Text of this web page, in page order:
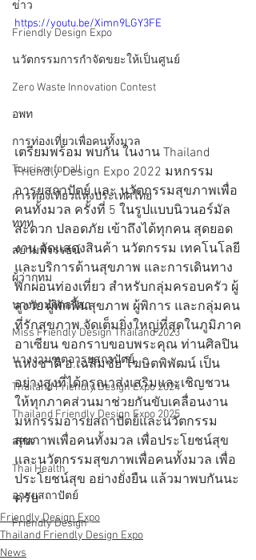
ข่าว
Friendly Design Expo
นวัตกรรมการกำจัดขยะให้เป็นศูนย์
Zero Waste Innovation Contest
อพท
การท่องเที่ยวเพื่อคนทั้งมวล
Tourism for all
การท่องเที่ยวแห่งประเทศไทย
ททท.
สยามพิวรรธน์
ผู้ว่ากทม
นางงามจิตอาสา
Miss Friendly Design Thailand 2023
นางงามฑูตอารยสถาปัตย์
Thailand Friendly Design Expo 2024
Thailand Friendly Design Expo 2025
สสส
Thai Health
อารยสถาปัตย์
Friendly Design
https://youtu.be/Ximn9LGY3FE
เตรียมพร้อม พบกัน ในงาน Thailand
Friendly Design Expo 2022 มหกรรม
อารยสถาปัตย์ และ นวัตกรรมสุขภาพเพื่อ
คนทั้งมวล ครั้งที่ 5 ในรูปแบบนิวนอร์มัล
สะดวก ปลอดภัย เข้าถึงได้ทุกคน สุดยอด
งาน จัดแสดงสินค้า นวัตกรรม เทคโนโลยี
และบริการด้านสุขภาพ และการเดินทาง
พักผ่อนท่องเที่ยว สำหรับกลุ่มครอบครัว ผู้
สูงวัย ผู้พักฟื้นสุขภาพ ผู้พิการ และกลุ่มคน
ที่รักสุขภาพ จัดเต็มยิ่งใหญ่ที่สุดในภูมิภาค
อาเซียน ขอกราบขอบพระคุณ ท่านศิลปิน
แห่งชาติ อ.เฉลิมชัย โฆษิตพิพัฒน์ เป็น
อย่างสูงที่ได้กรุณาส่งเสริมและเชิญชวน
ให้ทุกภาคส่วนมาช่วยกันขับเคลื่อนงาน
มหกรรมอารยสถาปัตย์และนวัตกรรม
สุขภาพเพื่อคนทั้งมวล เพื่อประโยชน์สุข
และนวัตกรรมสุขภาพเพื่อคนทั้งมวล เพื่อ
ประโยชน์สุข อย่างยั่งยืน แล้วมาพบกันนะ
ครับ
Friendly Design Expo
Thailand Friendly Design Expo
News